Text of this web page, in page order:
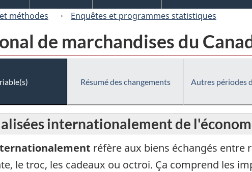
méthodes Enquêtes et programmes statistiques
de marchandises du
Résumé des changements Autres périodes
internationalement de
réfère aux biens échangés entre
le troc, les cadeaux ou octroi. Ça comprend les